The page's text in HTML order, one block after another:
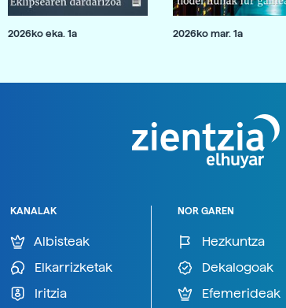
2026ko eka. 1a 2026ko mar. 1a
KANALAK
Albisteak
Elkarrizketak
Iritzia
NOR GAREN
Hezkuntza
Dekalogoak
Efemerideak